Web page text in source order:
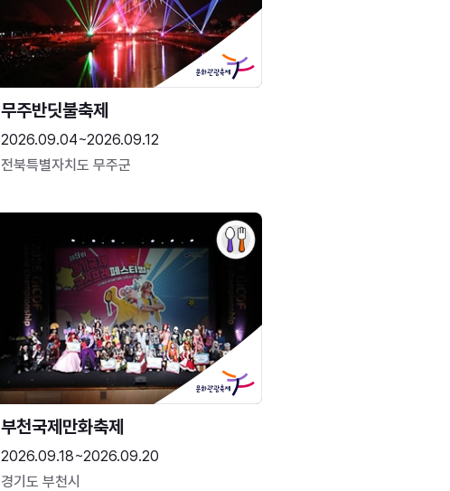
무주반딧불축제
2026.09.04~2026.09.12
전북특별자치도 무주군
부천국제만화축제
2026.09.18~2026.09.20
경기도 부천시